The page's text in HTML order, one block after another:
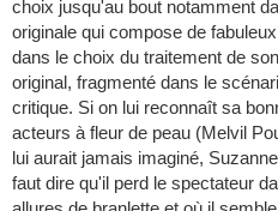
choix jusqu'au bout notamment
originale qui compose de
dans le choix du traitement de
original, fragmenté dans le
critique. Si on lui reconnaît sa
acteurs à fleur de peau (Melvil
lui aurait jamais imaginé,
faut dire qu'il perd le spectateur